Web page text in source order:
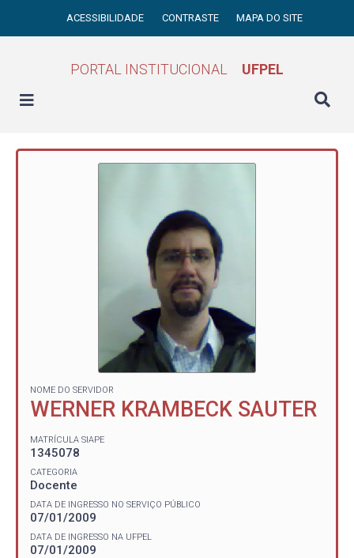
ACESSIBILIDADE CONTRASTE MAPA DO SITE
PORTAL INSTITUCIONAL UFPEL
NOME DO SERVIDOR
WERNER KRAMBECK SAUTER
MATRÍCULA SIAPE
1345078
CATEGORIA
Docente
DATA DE INGRESSO NO SERVIÇO PÚBLICO
07/01/2009
DATA DE INGRESSO NA UFPEL
07/01/2009